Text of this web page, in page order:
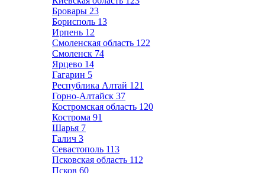
Бровары 23
Борисполь 13
Ирпень 12
Смоленская область 122
Смоленск 74
Ярцево 14
Гагарин 5
Республика Алтай 121
Горно-Алтайск 37
Костромская область 120
Кострома 91
Шарья 7
Галич 3
Севастополь 113
Псковская область 112
Псков 60